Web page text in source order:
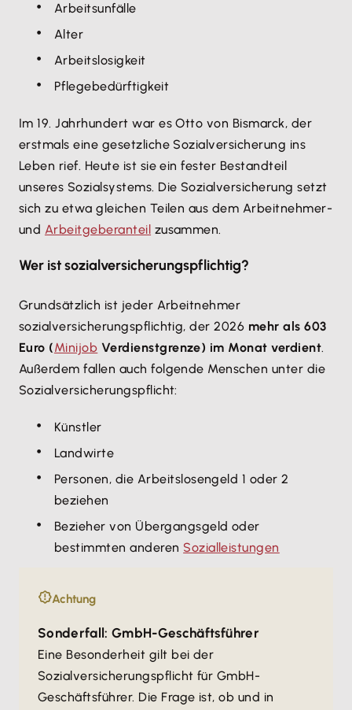
Arbeitsunfälle
Alter
Arbeitslosigkeit
Pflegebedürftigkeit
Im 19. Jahrhundert war es Otto von Bismarck, der
erstmals eine gesetzliche Sozialversicherung ins
Leben rief. Heute ist sie ein fester Bestandteil
unseres Sozialsystems. Die Sozialversicherung setzt
sich zu etwa gleichen Teilen aus dem Arbeitnehmer-
und Arbeitgeberanteil zusammen.
Wer ist sozialversicherungspflichtig?
Grundsätzlich ist jeder Arbeitnehmer
sozialversicherungspflichtig, der 2026 mehr als 603
Euro (Minijob Verdienstgrenze) im Monat verdient.
Außerdem fallen auch folgende Menschen unter die
Sozialversicherungspflicht:
Künstler
Landwirte
Personen, die Arbeitslosengeld 1 oder 2
beziehen
Bezieher von Übergangsgeld oder
bestimmten anderen Sozialleistungen
Achtung
Sonderfall: GmbH-Geschäftsführer
Eine Besonderheit gilt bei der
Sozialversicherungspflicht für GmbH-
Geschäftsführer. Die Frage ist, ob und in